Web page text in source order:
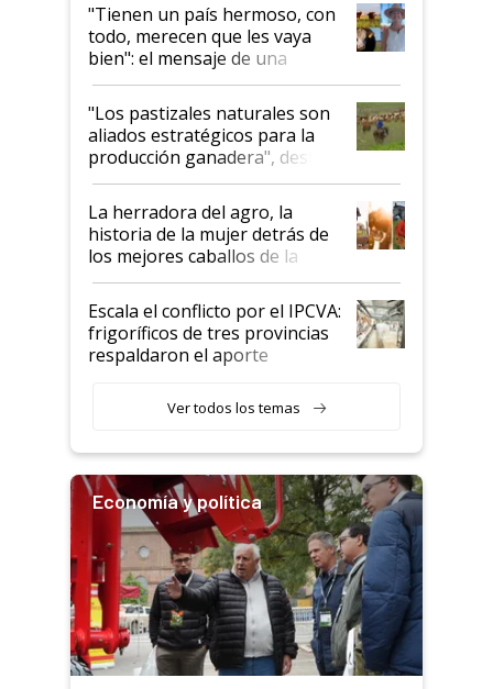
"Tienen un país hermoso, con
todo, merecen que les vaya
bien": el mensaje de una
ganadera uruguaya sobre las
oportunidades que se abren
para el agro en Argentina, con
foco en la carne
"Los pastizales naturales son
aliados estratégicos para la
producción ganadera", destaca
la iniciativa que ya reúne a 46
establecimientos en Argentina
La herradora del agro, la
historia de la mujer detrás de
los mejores caballos de la
Argentina y los mitos que
todavía hacen sufrir a estos
animales: "Mientras me
descalificaban, yo seguí
haciendo currículum"
Escala el conflicto por el IPCVA:
frigoríficos de tres provincias
respaldaron el aporte
Ver todos los temas
Economía y política